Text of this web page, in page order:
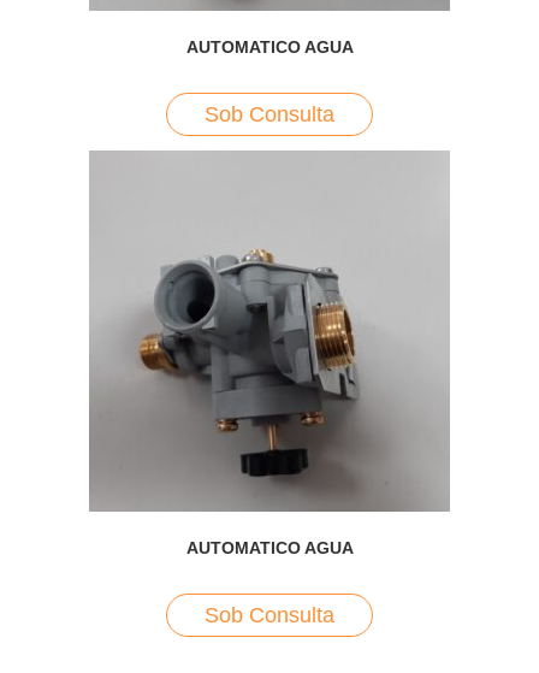
AUTOMATICO AGUA
Sob Consulta
AUTOMATICO AGUA
Sob Consulta